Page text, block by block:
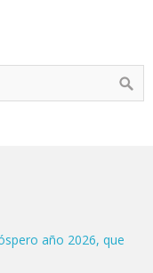
año 2026, que